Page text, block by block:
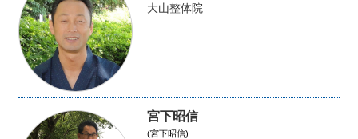
大山整体院
宮下昭信
(宮下昭信)